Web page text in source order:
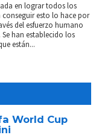
en lograr todos los
esto lo hace por
del esfuerzo humano
han establecido los
están...
World Cup